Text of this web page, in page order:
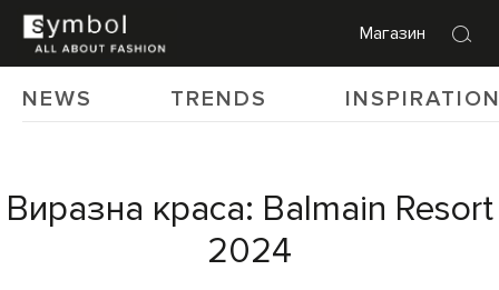
Магазин
NEWS TRENDS
Виразна краса: Balmain Resort
2024